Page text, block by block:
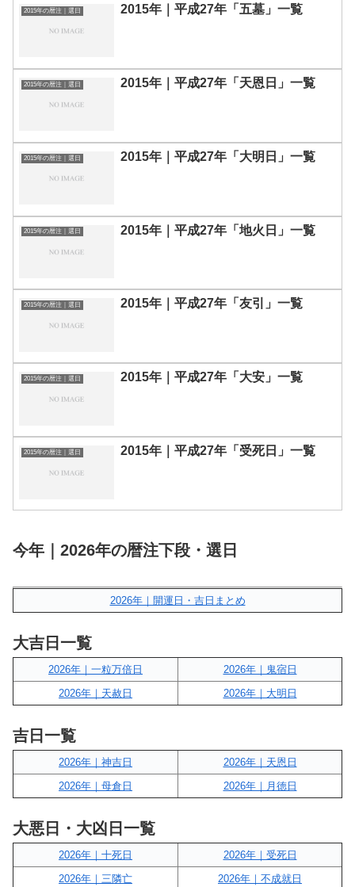
2015年の暦注｜選日 2015年｜平成27年「五墓」一覧
2015年の暦注｜選日 2015年｜平成27年「天恩日」一覧
2015年の暦注｜選日 2015年｜平成27年「大明日」一覧
2015年の暦注｜選日 2015年｜平成27年「地火日」一覧
2015年の暦注｜選日 2015年｜平成27年「友引」一覧
2015年の暦注｜選日 2015年｜平成27年「大安」一覧
2015年の暦注｜選日 2015年｜平成27年「受死日」一覧
今年｜2026年の暦注下段・選日
2026年｜開運日・吉日まとめ
大吉日一覧
2026年｜一粒万倍日
2026年｜鬼宿日
2026年｜天赦日
2026年｜大明日
吉日一覧
2026年｜神吉日
2026年｜天恩日
2026年｜母倉日
2026年｜月徳日
大悪日・大凶日一覧
2026年｜十死日
2026年｜受死日
2026年｜三隣亡
2026年｜不成就日